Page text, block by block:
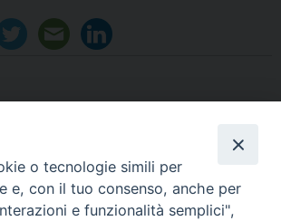
Giubileo Lauretano 2020:
la preghiera del Vescovo
Spinillo
o tecnologie simili per
e, con il tuo consenso, anche per
e funzionalità semplici",